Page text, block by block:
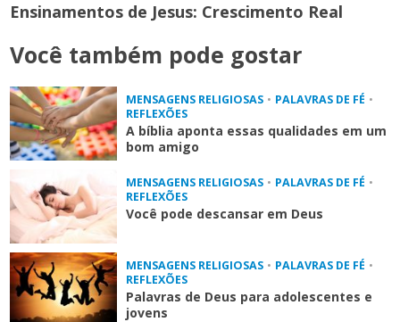
Ensinamentos de Jesus: Crescimento Real
Você também pode gostar
MENSAGENS RELIGIOSAS • PALAVRAS DE FÉ •
REFLEXÕES
A bíblia aponta essas qualidades em um
bom amigo
MENSAGENS RELIGIOSAS • PALAVRAS DE FÉ •
REFLEXÕES
Você pode descansar em Deus
MENSAGENS RELIGIOSAS • PALAVRAS DE FÉ •
REFLEXÕES
Palavras de Deus para adolescentes e
jovens